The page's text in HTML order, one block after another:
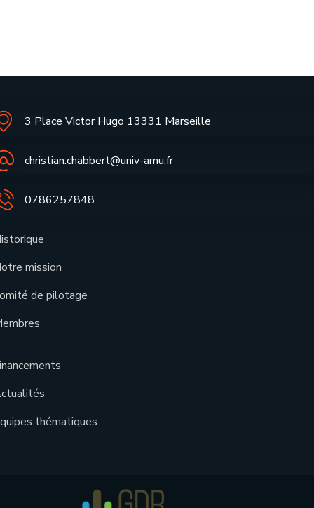
3 Place Victor Hugo 13331 Marseille
christian.chabbert@univ-amu.fr
0786257848
mission
de pilotage
thématiques